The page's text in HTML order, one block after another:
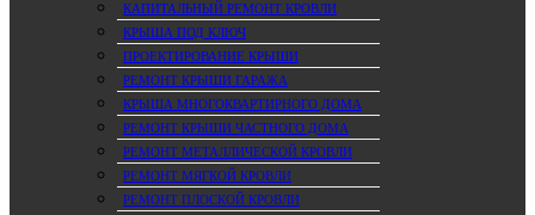
КАПИТАЛЬНЫЙ РЕМОНТ КРОВЛИ
КРЫША ПОД КЛЮЧ
ПРОЕКТИРОВАНИЕ КРЫШИ
РЕМОНТ КРЫШИ ГАРАЖА
КРЫША МНОГОКВАРТИРНОГО ДОМА
РЕМОНТ КРЫШИ ЧАСТНОГО ДОМА
РЕМОНТ МЕТАЛЛИЧЕСКОЙ КРОВЛИ
РЕМОНТ МЯГКОЙ КРОВЛИ
РЕМОНТ ПЛОСКОЙ КРОВЛИ